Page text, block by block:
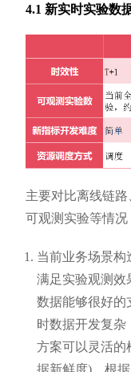
4.1 新实时实验数
主要对比离线链
可观测实验等情
当前业务场景构
满足实验观测效
数据能够很好的
时数据开发复杂
方案可以灵活的
据新鲜度)，根